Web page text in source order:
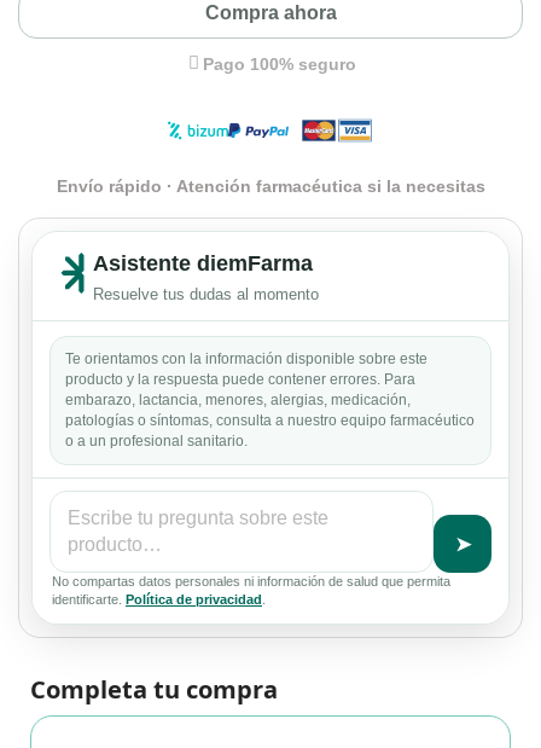
Compra ahora
Pago 100% seguro
Envío rápido · Atención farmacéutica si la necesitas
Asistente diemFarma
Resuelve tus dudas al momento
Te orientamos con la información disponible sobre este
producto y la respuesta puede contener errores. Para
embarazo, lactancia, menores, alergias, medicación,
patologías o síntomas, consulta a nuestro equipo farmacéutico
o a un profesional sanitario.
➤
No compartas datos personales ni información de salud que permita
identificarte. Política de privacidad
Completa tu compra